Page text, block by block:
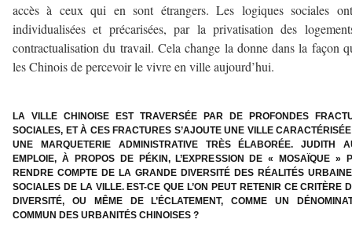
accès à ceux qui en sont étrangers. Les logiques sociales
individualisées et précarisées, par la privatisation des
contractualisation du travail. Cela change la donne dans la façon
les Chinois de percevoir le vivre en ville aujourd’hui.
LA VILLE CHINOISE EST TRAVERSÉE PAR DE PROFONDES
SOCIALES, ET À CES FRACTURES S’AJOUTE UNE VILLE
UNE MARQUETERIE ADMINISTRATIVE TRÈS ÉLABORÉE. JUDITH
EMPLOIE, À PROPOS DE PÉKIN, L’EXPRESSION DE « MOSAÏQUE »
RENDRE COMPTE DE LA GRANDE DIVERSITÉ DES RÉALITÉS
SOCIALES DE LA VILLE. EST-CE QUE L’ON PEUT RETENIR CE CRITÈRE
DIVERSITÉ, OU MÊME DE L’ÉCLATEMENT, COMME UN
COMMUN DES URBANITÉS CHINOISES ?